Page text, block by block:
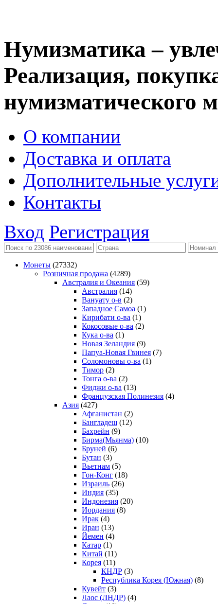
Нумизматика –
Реализация,
нумизматического
О компании
Доставка и оплата
Дополнительные
Контакты
Вход Регистрация
Монеты (27332)
Розничная продажа (4289)
Австралия и Океания (59)
Австралия (14)
Вануату о-в (2)
Западное Самоа (1)
Кирибати о-ва (1)
Кокосовые о-ва (2)
Кука о-ва (1)
Новая Зеландия (9)
Папуа-Новая Гвинея (7)
Соломоновы о-ва (1)
Тимор (2)
Тонга о-ва (2)
Фиджи о-ва (13)
Французская Полинезия (4)
Азия (427)
Афганистан (2)
Бангладеш (12)
Бахрейн (9)
Бирма(Мьянма) (10)
Бруней (6)
Бутан (3)
Вьетнам (5)
Гон-Конг (18)
Израиль (26)
Индия (35)
Индонезия (20)
Иордания (8)
Ирак (4)
Иран (13)
Йемен (4)
Катар (1)
Китай (11)
Корея (11)
КНДР (3)
Республика Корея (Южная) (8)
Кувейт (3)
Лаос (ЛНДР) (4)